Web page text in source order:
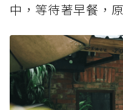
中，等待著早餐，